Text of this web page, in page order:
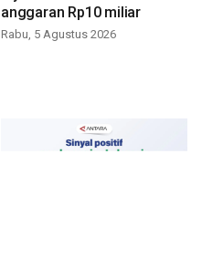
anggaran Rp10 miliar
Rabu, 5 Agustus 2026